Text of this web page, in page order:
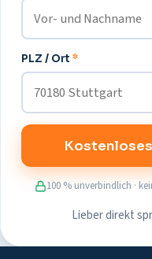
PLZ / Ort *
100 % unverbindlich ·
Lieber direkt